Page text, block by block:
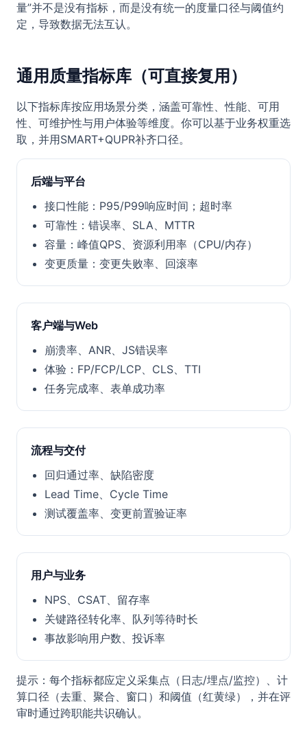
量”并不是没有指标，而是没有统一的度量口径与阈值约
定，导致数据无法互认。
通用质量指标库（可直接复用）
以下指标库按应用场景分类，涵盖可靠性、性能、可用
性、可维护性与用户体验等维度。你可以基于业务权重选
取，并用SMART+QUPR补齐口径。
后端与平台
接口性能：P95/P99响应时间；超时率
可靠性：错误率、SLA、MTTR
容量：峰值QPS、资源利用率（CPU/内存）
变更质量：变更失败率、回滚率
客户端与Web
崩溃率、ANR、JS错误率
体验：FP/FCP/LCP、CLS、TTI
任务完成率、表单成功率
流程与交付
回归通过率、缺陷密度
Lead Time、Cycle Time
测试覆盖率、变更前置验证率
用户与业务
NPS、CSAT、留存率
关键路径转化率、队列等待时长
事故影响用户数、投诉率
提示：每个指标都应定义采集点（日志/埋点/监控）、计
算口径（去重、聚合、窗口）和阈值（红黄绿），并在评
审时通过跨职能共识确认。